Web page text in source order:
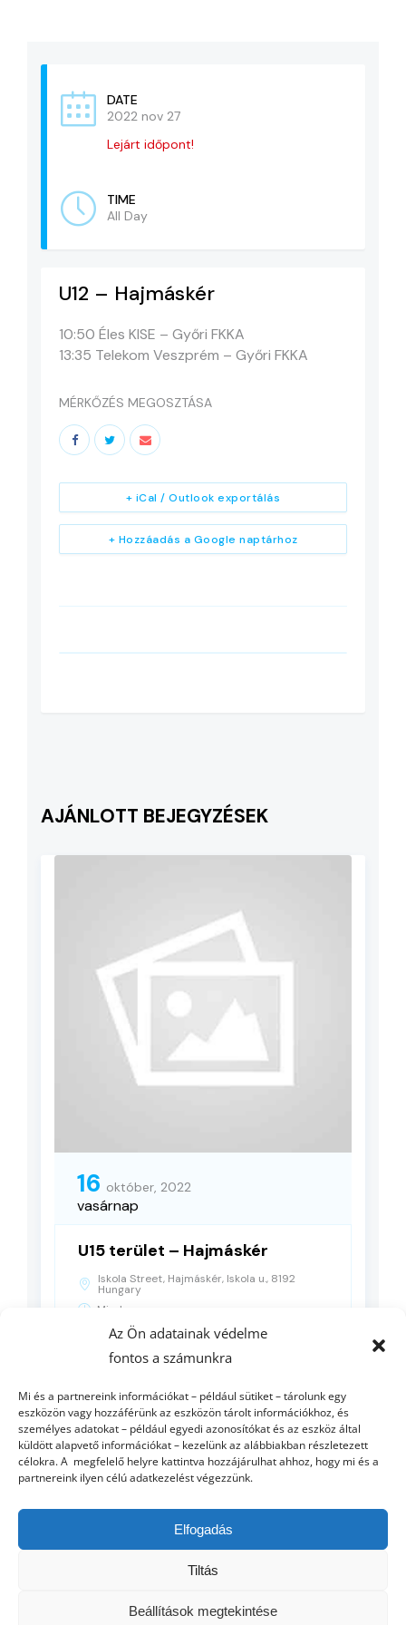
Az Ön adatainak védelme
fontos a számunkra
Mi és a partnereink információkat – például sütiket – tárolunk egy
eszközön vagy hozzáférünk az eszközön tárolt információkhoz, és
személyes adatokat – például egyedi azonosítókat és az eszköz által
küldött alapvető információkat – kezelünk az alábbiakban részletezett
célokra. A megfelelő helyre kattintva hozzájárulhat ahhoz, hogy mi és a
partnereink ilyen célú adatkezelést végezzünk.
Elfogadás
Tiltás
Beállítások megtekintése
ADATVÉDELEM
DATE
2022 nov 27
Lejárt időpont!
TIME
All Day
U12 – Hajmáskér
10:50 Éles KISE – Győri FKKA
13:35 Telekom Veszprém – Győri FKKA
MÉRKŐZÉS MEGOSZTÁSA
+ Hozzáadás a Google naptárhoz
+ iCal / Outlook exportálás
AJÁNLOTT BEJEGYZÉSEK
16 október, 2022
vasárnap
U15 terület – Hajmáskér
Iskola Street, Hajmáskér, Iskola u., 8192
Hungary
Minden nap
RÉSZLETEK
jog fenntartva | Powered byNeuroBIT